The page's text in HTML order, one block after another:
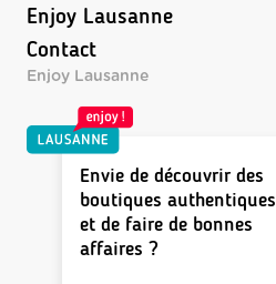
Enjoy Lausanne
Contact
Enjoy Lausanne
Envie de découvrir des
boutiques authentiques
et de faire de bonnes
affaires ?